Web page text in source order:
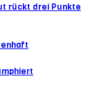
rückt drei Punkte